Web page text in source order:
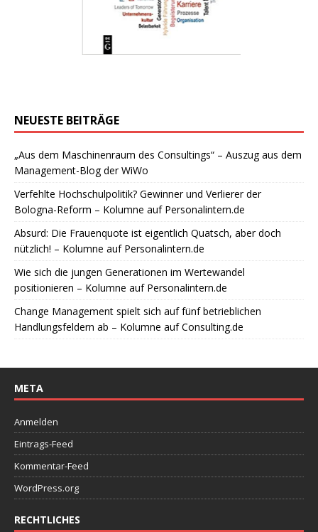
NEUESTE BEITRÄGE
„Aus dem Maschinenraum des Consultings“ – Auszug aus dem
Management-Blog der WiWo
Verfehlte Hochschulpolitik? Gewinner und Verlierer der
Bologna-Reform – Kolumne auf Personalintern.de
Absurd: Die Frauenquote ist eigentlich Quatsch, aber doch
nützlich! – Kolumne auf Personalintern.de
Wie sich die jungen Generationen im Wertewandel
positionieren – Kolumne auf Personalintern.de
Change Management spielt sich auf fünf betrieblichen
Handlungsfeldern ab – Kolumne auf Consulting.de
META
Anmelden
Eintrags-Feed
Kommentar-Feed
WordPress.org
RECHTLICHES